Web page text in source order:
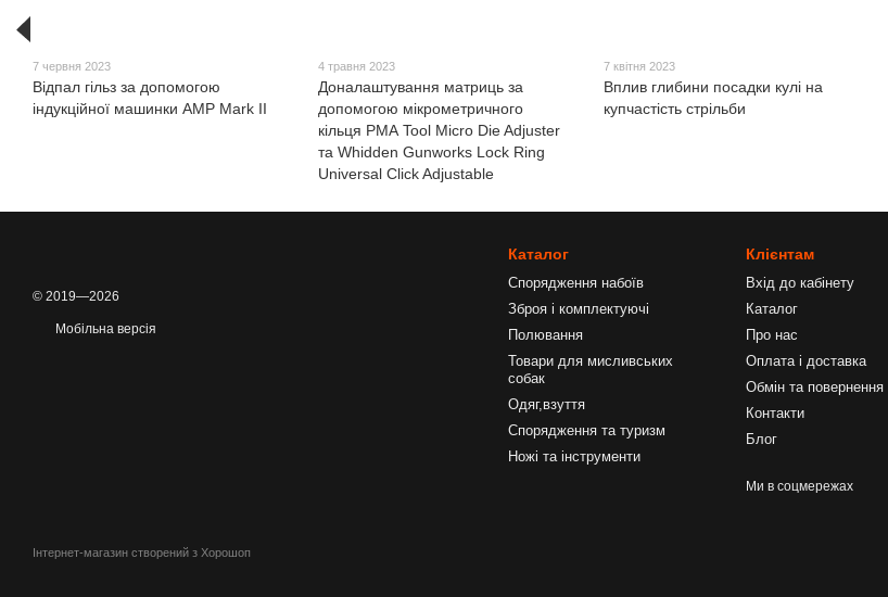
7 червня 2023
Відпал гільз за допомогою
індукційної машинки AMP Mark II
4 травня 2023
Доналаштування матриць за
допомогою мікрометричного
кільця РМА Tool Micro Die Adjuster
та Whidden Gunworks Lock Ring
Universal Click Adjustable
7 квітня 2023
Вплив глибини посадки кулі на
купчастість стрільби
© 2019—2026
Мобільна версія
Інтернет-магазин створений з Хорошоп
Каталог
Спорядження набоїв
Зброя і комплектуючі
Полювання
Товари для мисливських
собак
Одяг,взуття
Спорядження та туризм
Ножі та інструменти
Клієнтам
Вхід до кабінету
Каталог
Про нас
Оплата і доставка
Обмін та повернення
Контакти
Блог
Ми в соцмережах